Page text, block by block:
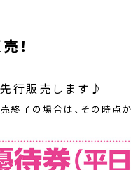
！
行販売します♪
終了の場合は、その時点